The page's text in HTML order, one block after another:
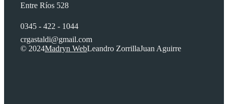
Entre Ríos 528
0345 - 422 - 1044
crgastaldi@gmail.com
© 2024Madryn WebLeandro ZorrillaJuan Aguirre